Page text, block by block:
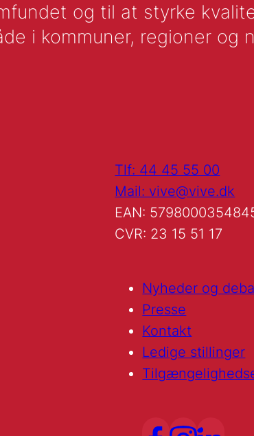
og til at styrke
i kommuner, regioner og
Tlf: 44 45 55 00
Mail: vive@vive.dk
EAN:
CVR: 23 15 51 17
Nyheder og
Presse
Kontakt
Ledige stillinger